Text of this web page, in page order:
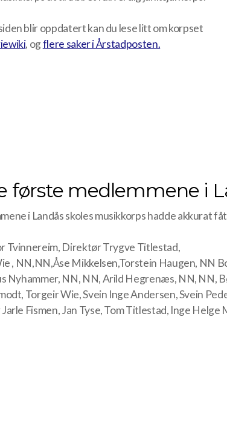
blir oppdatert kan du lese litt om korpset
, ogflere saker i Årstadposten.
første medlemmene i
i Landås skoles musikkorps hadde akkurat
Tvinnereim, Direktør Trygve Titlestad,
, NN,NN,Åse Mikkelsen,Torstein Haugen, NN
Nyhammer, NN, NN, Arild Hegrenæs, NN, NN,
Torgeir Wie, Svein Inge Andersen, Svein
Fismen, Jan Tyse, Tom Titlestad, Inge